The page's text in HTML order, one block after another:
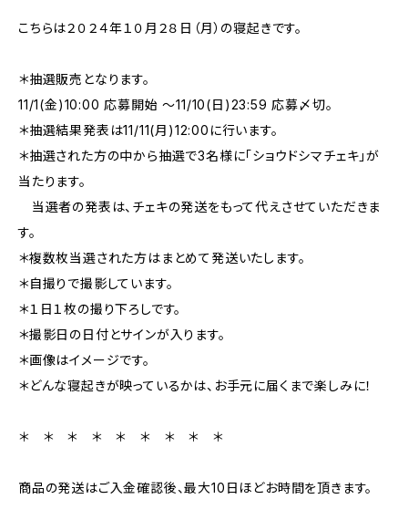
こちらは２０２４年１０月２８日（月）の寝起きです。
＊抽選販売となります。
11/1(金)10:00 応募開始 〜11/10(日)23:59 応募〆切。
＊抽選結果発表は11/11(月)12:00に行います。
＊抽選された方の中から抽選で3名様に「ショウドシマチェキ」が
当たります。
当選者の発表は、チェキの発送をもって代えさせていただきま
す。
＊複数枚当選された方はまとめて発送いたします。
＊自撮りで撮影しています。
＊１日１枚の撮り下ろしです。
＊撮影日の日付とサインが入ります。
＊画像はイメージです。
＊どんな寝起きが映っているかは、お手元に届くまで楽しみに！
＊ ＊ ＊ ＊ ＊ ＊ ＊ ＊ ＊
商品の発送はご入金確認後、最大10日ほどお時間を頂きます。